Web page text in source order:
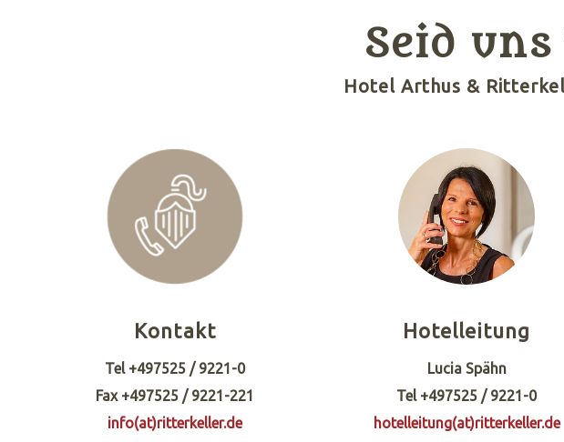
Seid
Hotel Arthus &
Kontakt
Tel +497525 / 9221-0
Fax +497525 / 9221-221
info(at)ritterkeller.de
Hotelleitung
Lucia Spähn
Tel +497525 / 9221-0
hotelleitung(at)ritterkeller.de